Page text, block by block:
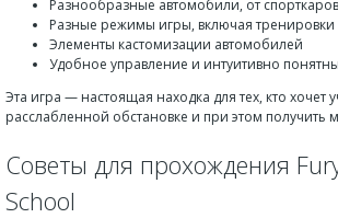
Разнообразные автомобили, от
Разные режимы игры, включая тренировки
Элементы кастомизации автомобилей
Удобное управление и интуитивно
Эта игра — настоящая находка для тех, кто хочет
расслабленной обстановке и при этом получить
Советы для прохождения
School